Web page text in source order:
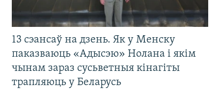
13 сэансаў на дзень. Як у Менску
паказваюць «Адысэю» Нолана і якім
чынам зараз сусьветныя кінагіты
трапляюць у Беларусь